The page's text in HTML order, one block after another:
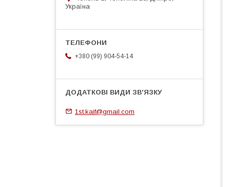
Україна
+380 (99) 904-54-14
1st.kaif@gmail.com